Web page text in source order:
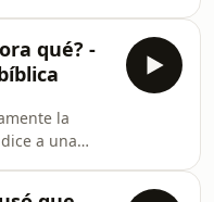
qué? -
la
a una